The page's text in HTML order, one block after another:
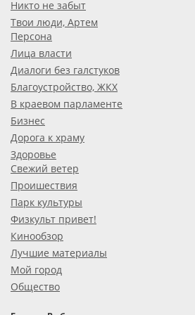
Никто не забыт
Твои люди, Артем
Персона
Лица власти
Диалоги без галстуков
Благоустройство, ЖКХ
В краевом парламенте
Бизнес
Дорога к храму
Здоровье
Свежий ветер
Проишествия
Парк культуры
Физкульт привет!
Кинообзор
Лучшие материалы
Мой город
Общество